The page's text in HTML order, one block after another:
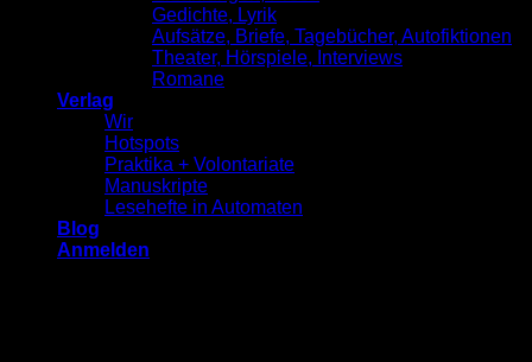
Gedichte, Lyrik
Aufsätze, Briefe, Tagebücher, Autofiktionen
Theater, Hörspiele, Interviews
Romane
Verlag
Wir
Hotspots
Praktika + Volontariate
Manuskripte
Lesehefte in Automaten
Blog
Anmelden